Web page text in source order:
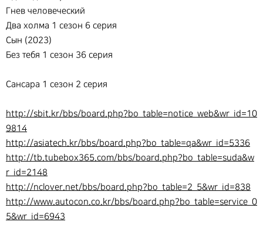
Гнев человеческий
Два холма 1 сезон 6 серия
Сын (2023)
Без тебя 1 сезон 36 серия
Сансара 1 сезон 2 серия
http://sbit.kr/bbs/board.php?bo_table=notice_web&wr_id=10
9814
http://asiatech.kr/bbs/board.php?bo_table=qa&wr_id=5336
http://tb.tubebox365.com/bbs/board.php?bo_table=suda&w
r_id=2148
http://nclover.net/bbs/board.php?bo_table=2_5&wr_id=838
http://www.autocon.co.kr/bbs/board.php?bo_table=service_0
5&wr_id=6943